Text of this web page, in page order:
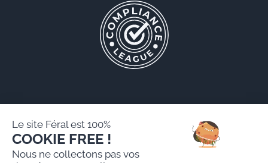
Le site Féral est 100%
COOKIE FREE !
Nous ne collectons pas vos